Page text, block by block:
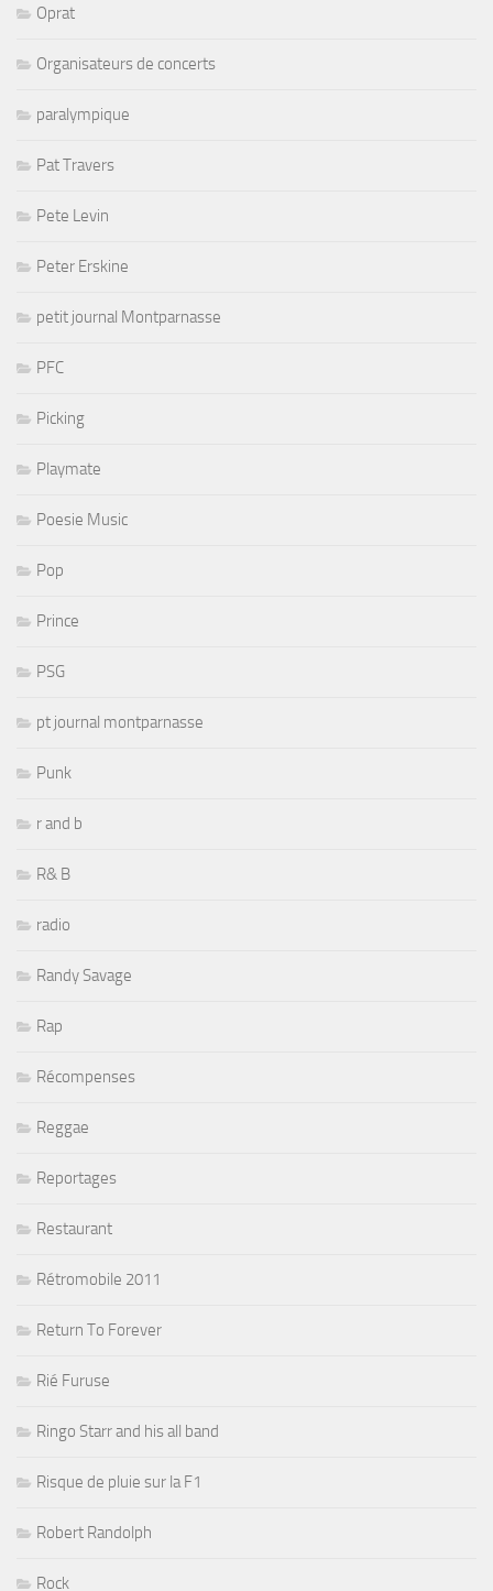
Oprat
Organisateurs de concerts
paralympique
Pat Travers
Pete Levin
Peter Erskine
petit journal Montparnasse
PFC
Picking
Playmate
Poesie Music
Pop
Prince
PSG
pt journal montparnasse
Punk
r and b
R& B
radio
Randy Savage
Rap
Récompenses
Reggae
Reportages
Restaurant
Rétromobile 2011
Return To Forever
Rié Furuse
Ringo Starr and his all band
Risque de pluie sur la F1
Robert Randolph
Rock